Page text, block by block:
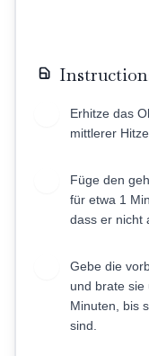
Erhitze das
mittlerer
Füge den
für etwa 1
dass er nicht
Gebe die
und brate
Minuten, bis
sind.